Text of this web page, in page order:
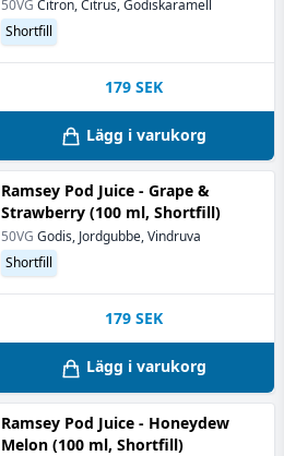
50VG Citron, Citrus, Godiskaramell
Shortfill
179 SEK
Lägg i varukorg
Ramsey Pod Juice - Grape &
Strawberry (100 ml, Shortfill)
50VG Godis, Jordgubbe, Vindruva
Shortfill
179 SEK
Lägg i varukorg
Ramsey Pod Juice - Honeydew
Melon (100 ml, Shortfill)